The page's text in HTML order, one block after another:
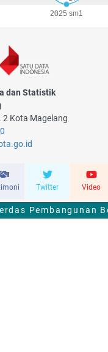
dan Statistik
2 Kota Magelang
Twitter Video
Pembangunan